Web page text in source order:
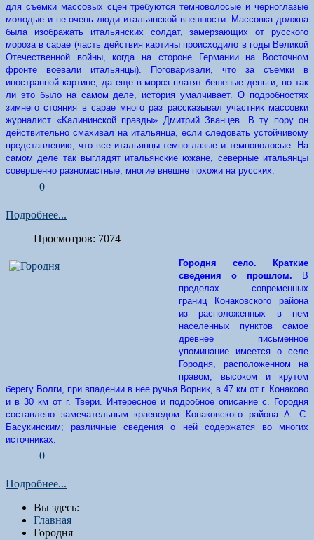
для съемки массовых сцен требуются темноволосые и черноглазые
молодые и не очень люди итальянской внешности. Массовка должна
была изображать итальянских солдат, замерзающих от русского
мороза в сарае (часть действия картины происходило в годы Великой
Отечественной войны, когда на стороне Германии на Восточном
фронте воевали итальянцы). Поговаривали, что за съемки в
иностранной картине, да еще в мороз платят бешеные деньги, но так
ли это было на самом деле, история умалчивает. О подробностях
зимнего стояния в сарае много раз рассказывал участник массовки
журналист «Калининской правды» Дмитрий Званцев. В ту пору он
действительно смахивал на итальянца, если следовать устойчивому
представлению, что все итальянцы темноглазые и темноволосые. На
самом деле так выглядят итальянские южане, северные итальянцы
совершенно разномастные, многие внешне похожи на русских.
0
Подробнее...
Просмотров: 7074
Городня село. Краткие
сведения о прошлом. В
пределах современных
границ Конаковского района
из расположенных в нем
населенных пунктов самое
древнее письменное
упоминание имеется о селе
Городня, расположенном на
правом, высоком и крутом
берегу Волги, при впадении в нее ручья Ворник, в 47 км от г. Конаково
и в 30 км от г. Твери. Интересное и подробное описание с. Городня
составлено замечательным краеведом Конаковского района А. С.
Басукинским; различные сведения о ней содержатся во многих
источниках.
0
Подробнее...
Вы здесь:
Главная
Городня